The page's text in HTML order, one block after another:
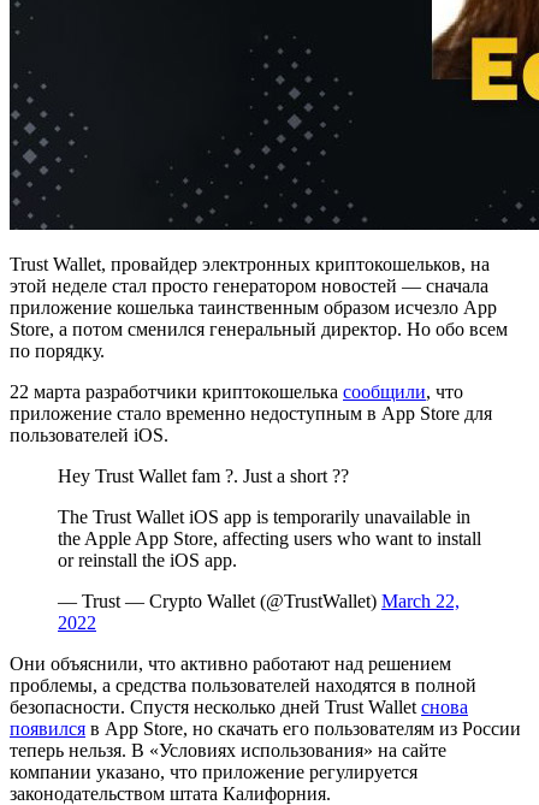
Trust Wallet, провайдер электронных криптокошельков, на
этой неделе стал просто генератором новостей — сначала
приложение кошелька таинственным образом исчезло App
Store, а потом сменился генеральный директор. Но обо всем
по порядку.
22 марта разработчики криптокошелька сообщили, что
приложение стало временно недоступным в App Store для
пользователей iOS.
Hey Trust Wallet fam ?. Just a short ??
The Trust Wallet iOS app is temporarily unavailable in
the Apple App Store, affecting users who want to install
or reinstall the iOS app.
— Trust — Crypto Wallet (@TrustWallet) March 22,
2022
Они объяснили, что активно работают над решением
проблемы, а средства пользователей находятся в полной
безопасности. Спустя несколько дней Trust Wallet снова
появился в App Store, но скачать его пользователям из России
теперь нельзя. В «Условиях использования» на сайте
компании указано, что приложение регулируется
законодательством штата Калифорния.